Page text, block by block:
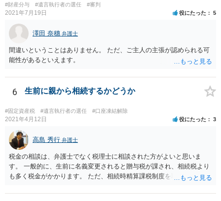
で、対応しましょう。 そのあとは遺留分の請求などがあればそれへの
対応となるでしょう。
#財産分与 #遺言執行者の選任 #審判
2021年7月19日 役にたった 5
澤田 奈穗 弁護士
間違いということはありません。 ただ、ご主人の主張が認められる可
能性があるといえます。
6 生前に親から相続するかどうか
#固定資産税 #遺言執行者の選任 #口座凍結解除
2021年4月12日 役にたった 3
高島 秀行 弁護士
税金の相談は、弁護士でなく税理士に相談された方がよいと思いま
す。 一般的に、生前に名義変更されると贈与税が課され、相続税より
も多く税金がかかります。 ただ、相続時精算課税制度を取れば、実質
ういう場合にどれくらい税金がかかるか計算してもらって どういう方